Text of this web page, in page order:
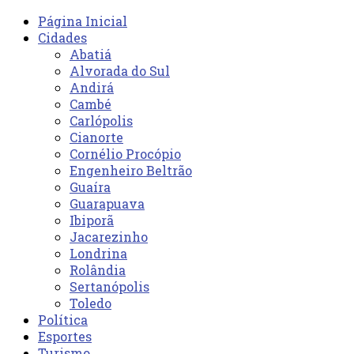
Página Inicial
Cidades
Abatiá
Alvorada do Sul
Andirá
Cambé
Carlópolis
Cianorte
Cornélio Procópio
Engenheiro Beltrão
Guaíra
Guarapuava
Ibiporã
Jacarezinho
Londrina
Rolândia
Sertanópolis
Toledo
Política
Esportes